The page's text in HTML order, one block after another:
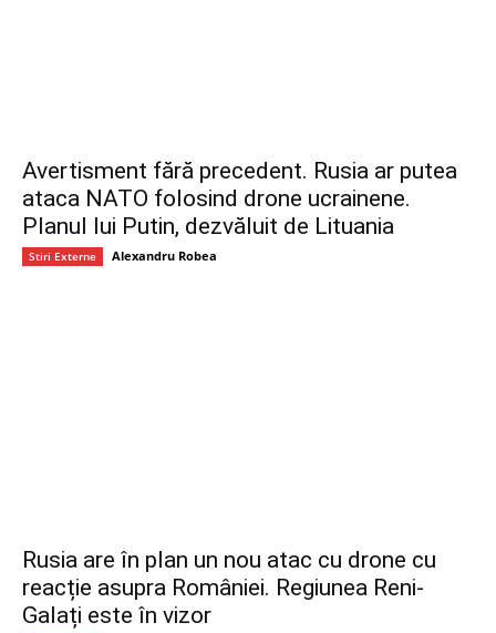
Avertisment fără precedent. Rusia ar putea
ataca NATO folosind drone ucrainene.
Planul lui Putin, dezvăluit de Lituania
Stiri Externe Alexandru Robea
Rusia are în plan un nou atac cu drone cu
reacție asupra României. Regiunea Reni-
Galați este în vizor